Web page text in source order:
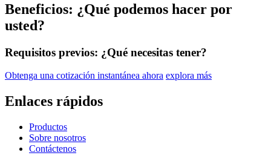
Beneficios: ¿Qué podemos hacer por
usted?
Requisitos previos: ¿Qué necesitas tener?
Obtenga una cotización instantánea ahora explora más
Enlaces rápidos
Productos
Sobre nosotros
Contáctenos